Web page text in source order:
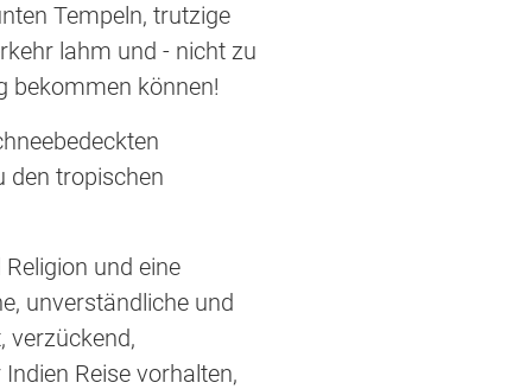
Tempeln, trutzige
lahm und - nicht zu
bekommen können!
den tropischen
und eine
unverständliche und
verzückend,
Reise vorhalten,